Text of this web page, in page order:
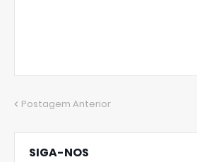
Postagem Anterior
SIGA-NOS